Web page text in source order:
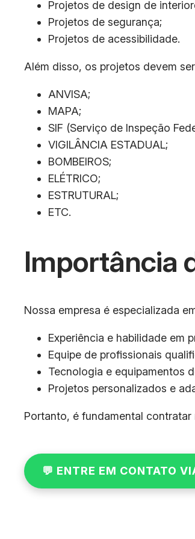
Projetos de design de
Projetos de segurança;
Projetos de acessibilidade.
Além disso, os projetos devem
ANVISA;
MAPA;
SIF (Serviço de Inspeção
VIGILÂNCIA ESTADUAL;
BOMBEIROS;
ELÉTRICO;
ESTRUTURAL;
ETC.
Importância
Nossa empresa é especializada
Experiência e habilidade em
Equipe de profissionais
Tecnologia e equipamentos
Projetos personalizados e
Portanto, é fundamental